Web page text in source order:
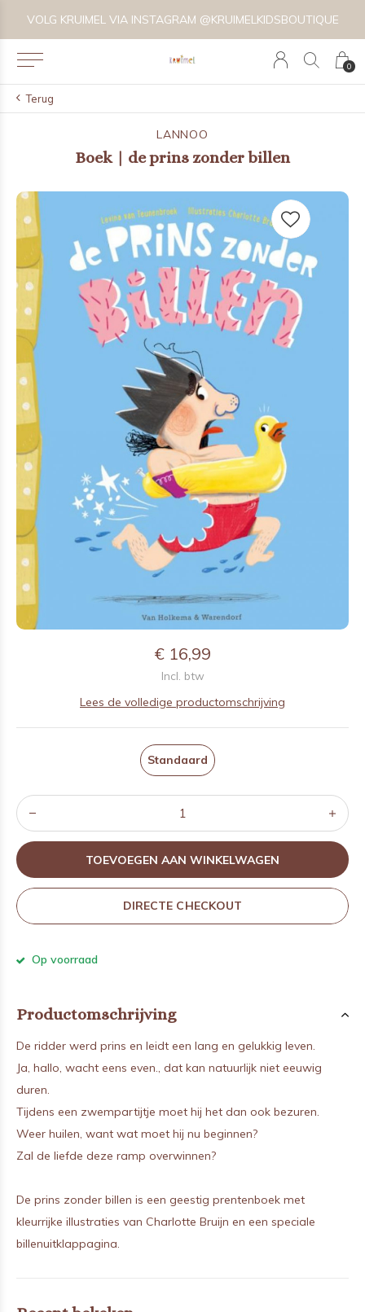
0
VOLG KRUIMEL VIA INSTAGRAM @KRUIMELKIDSBOUTIQUE
Terug
LANNOO
Boek | de prins zonder billen
€ 16,99
Incl. btw
Lees de volledige productomschrijving
Standaard
TOEVOEGEN AAN WINKELWAGEN
DIRECTE CHECKOUT
Op voorraad
Productomschrijving
De ridder werd prins en leidt een lang en gelukkig leven.
Ja, hallo, wacht eens even., dat kan natuurlijk niet eeuwig
duren.
Tijdens een zwempartijtje moet hij het dan ook bezuren.
Weer huilen, want wat moet hij nu beginnen?
Zal de liefde deze ramp overwinnen?
De prins zonder billen is een geestig prentenboek met
kleurrijke illustraties van Charlotte Bruijn en een speciale
billenuitklappagina.